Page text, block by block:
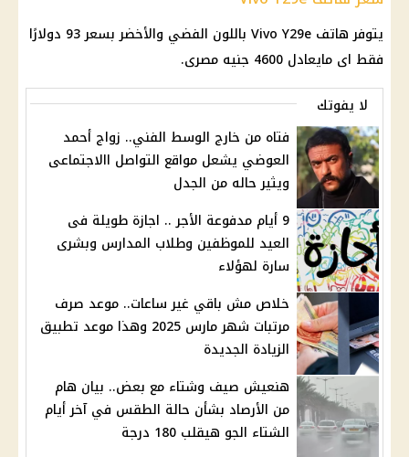
يتوفر هاتف Vivo Y29e باللون الفضي والأخضر بسعر 93 دولارًا
فقط اى مايعادل 4600 جنيه مصرى.
لا يفوتك
فتاه من خارج الوسط الفني.. زواج أحمد
العوضي يشعل مواقع التواصل االاجتماعى
ويثير حاله من الجدل
9 أيام مدفوعة الأجر .. اجازة طويلة فى
العيد للموظفين وطلاب المدارس وبشرى
سارة لهؤلاء
خلاص مش باقي غير ساعات.. موعد صرف
مرتبات شهر مارس 2025 وهذا موعد تطبيق
الزيادة الجديدة
هنعيش صيف وشتاء مع بعض.. بيان هام
من الأرصاد بشأن حالة الطقس في آخر أيام
الشتاء الجو هيقلب 180 درجة